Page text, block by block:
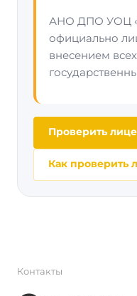
АНО ДПО УОЦ
официально
внесением
Проверить
Как проверить
Контакты